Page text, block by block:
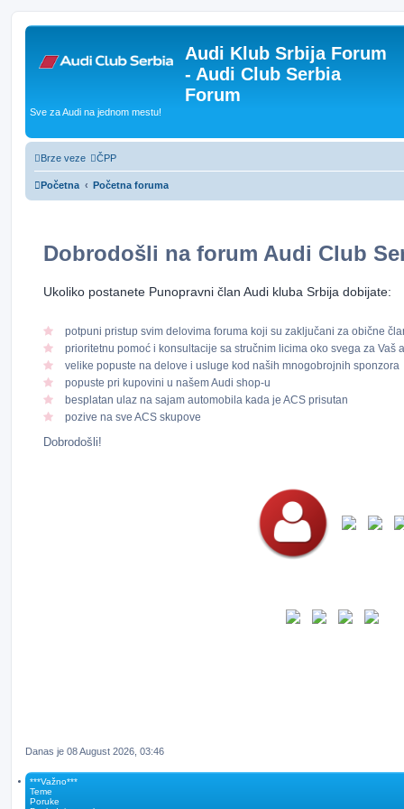
Audi Klub Srbija Forum
- Audi Club Serbia
Forum
Sve za Audi na jednom mestu!
Brze veze ČPP
Početna Početna foruma
Dobrodošli na forum Audi Club
Ukoliko postanete Punopravni član Audi kluba Srbija dobijate:
potpuni pristup svim delovima foruma koji su zaključani za obične
prioritetnu pomoć i konsultacije sa stručnim licima oko svega za Vaš
velike popuste na delove i usluge kod naših mnogobrojnih sponzora
popuste pri kupovini u našem Audi shop-u
besplatan ulaz na sajam automobila kada je ACS prisutan
pozive na sve ACS skupove
Dobrodošli!
Danas je 08 August 2026, 03:46
***Važno***
Teme
Poruke